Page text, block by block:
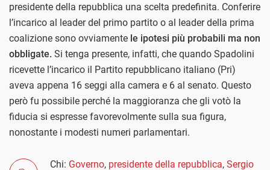
presidente della repubblica una scelta predefinita. Conferire
l’incarico al leader del primo partito o al leader della prima
coalizione sono ovviamente le ipotesi più probabili ma non
obbligate. Si tenga presente, infatti, che quando Spadolini
ricevette l’incarico il Partito repubblicano italiano (Pri)
aveva appena 16 seggi alla camera e 6 al senato. Questo
però fu possibile perché la maggioranza che gli votò la
fiducia si espresse favorevolmente sulla sua figura,
nonostante i modesti numeri parlamentari.
Chi: Governo, presidente della repubblica, Sergio